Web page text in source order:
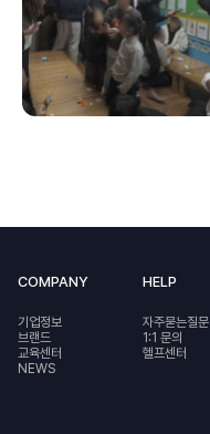
COMPANY
기업정보
브랜드
교육센터
NEWS
HELP
자주묻는질문
1:1 문의
헬프센터